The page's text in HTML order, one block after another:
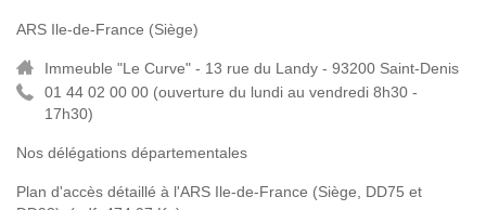
ARS Ile-de-France (Siège)
Immeuble "Le Curve" - 13 rue du Landy - 93200 Saint-Denis
01 44 02 00 00 (ouverture du lundi au vendredi 8h30 -
17h30)
Nos délégations départementales
Plan d'accès détaillé à l'ARS Ile-de-France (Siège, DD75 et